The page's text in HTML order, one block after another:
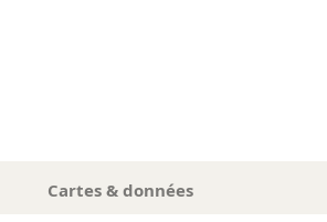
Cartes & données